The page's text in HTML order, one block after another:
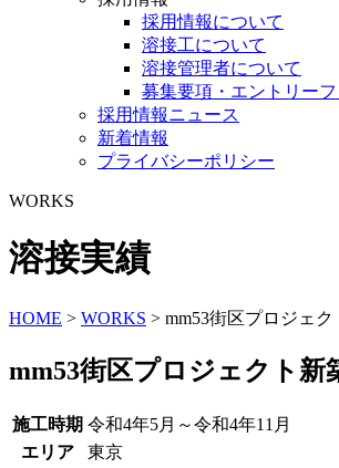
採用情報について
溶接工について
溶接管理者について
募集要項・エントリー
採用情報ニュース
新着情報
プライバシーポリシー
WORKS
溶接実績
HOME > WORKS > mm53街区プロジェ
mm53街区プロジェクト新
施工時期 令和4年5月～令和4年11月
エリア
東京